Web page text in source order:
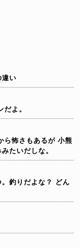
違い
だよ。
ら怖さもあるが 小熊
たいだしな。
釣りだよな？ どん